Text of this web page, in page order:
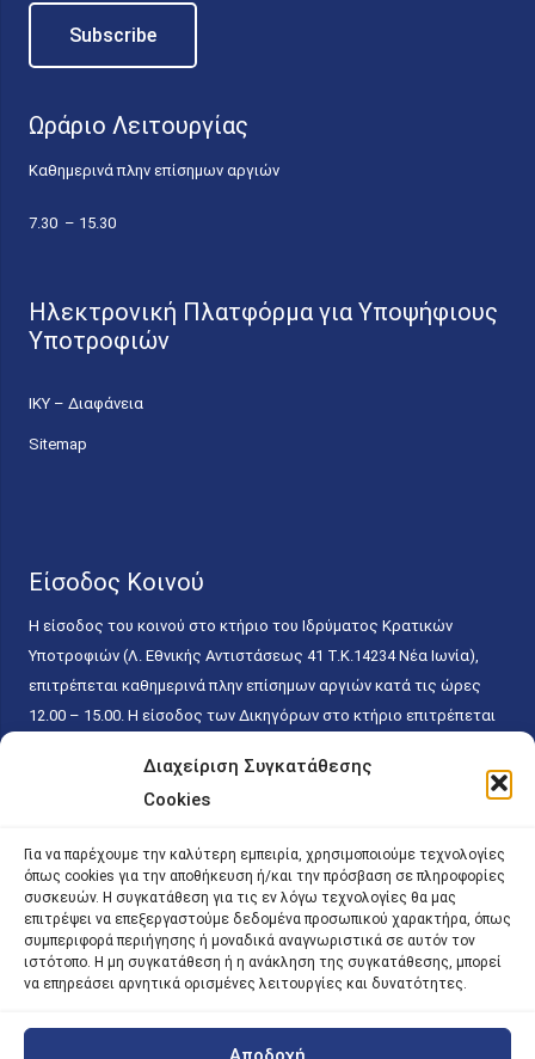
Διαχείριση Συγκατάθεσης
Cookies
Για να παρέχουμε την καλύτερη εμπειρία, χρησιμοποιούμε τεχνολογίες
όπως cookies για την αποθήκευση ή/και την πρόσβαση σε πληροφορίες
συσκευών. Η συγκατάθεση για τις εν λόγω τεχνολογίες θα μας
επιτρέψει να επεξεργαστούμε δεδομένα προσωπικού χαρακτήρα, όπως
συμπεριφορά περιήγησης ή μοναδικά αναγνωριστικά σε αυτόν τον
ιστότοπο. Η μη συγκατάθεση ή η ανάκληση της συγκατάθεσης, μπορεί
να επηρεάσει αρνητικά ορισμένες λειτουργίες και δυνατότητες.
Ωράριο Λειτουργίας
Καθημερινά πλην επίσημων αργιών
7.30 – 15.30
Ηλεκτρονική Πλατφόρμα για Υποψήφιους
Υποτροφιών
ΙΚΥ – Διαφάνεια
Sitemap
Είσοδος Κοινού
Η είσοδος του κοινού στο κτήριο του Ιδρύματος Κρατικών
Υποτροφιών (Λ. Εθνικής Αντιστάσεως 41 T.K.14234 Νέα Ιωνία),
επιτρέπεται καθημερινά πλην επίσημων αργιών κατά τις ώρες
12.00 – 15.00. Η είσοδος των Δικηγόρων στο κτήριο επιτρέπεται
κάθε εργάσιμη ημέρα και ώρα χωρίς κανέναν χρονικό ή άλλο
περιορισμό. Η είσοδος του κοινού ειδικά στο γραφείο του
15.00. Η εξυπηρέτηση του κοινού πραγματοποιείται βάσει των
παγίων ισχυουσών διατάξεων. Για την αποφυγή συνωστισμού
εντός του εσωτερικού χώρου εξυπηρέτησης και αναμονής του
κοινού, η εξυπηρέτησή του δύναται να πραγματοποιείται κατόπιν
προγραμματισμένου ραντεβού.